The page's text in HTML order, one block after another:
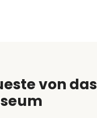
von das